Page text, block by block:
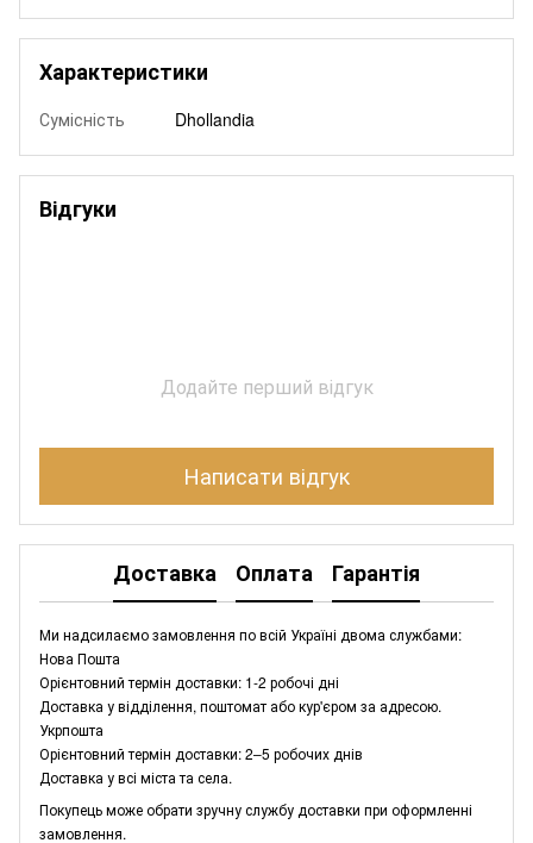
Характеристики
Сумісність Dhollandia
Відгуки
Додайте перший відгук
Написати відгук
Доставка Оплата Гарантія
Ми надсилаємо замовлення по всій Україні двома службами:
Нова Пошта
Орієнтовний термін доставки: 1-2 робочі дні
Доставка у відділення, поштомат або кур'єром за адресою.
Укрпошта
Орієнтовний термін доставки: 2–5 робочих днів
Доставка у всі міста та села.
Покупець може обрати зручну службу доставки при оформленні
замовлення.